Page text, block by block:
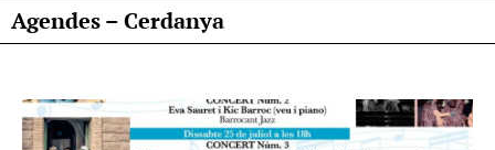
Agendes – Cerdanya